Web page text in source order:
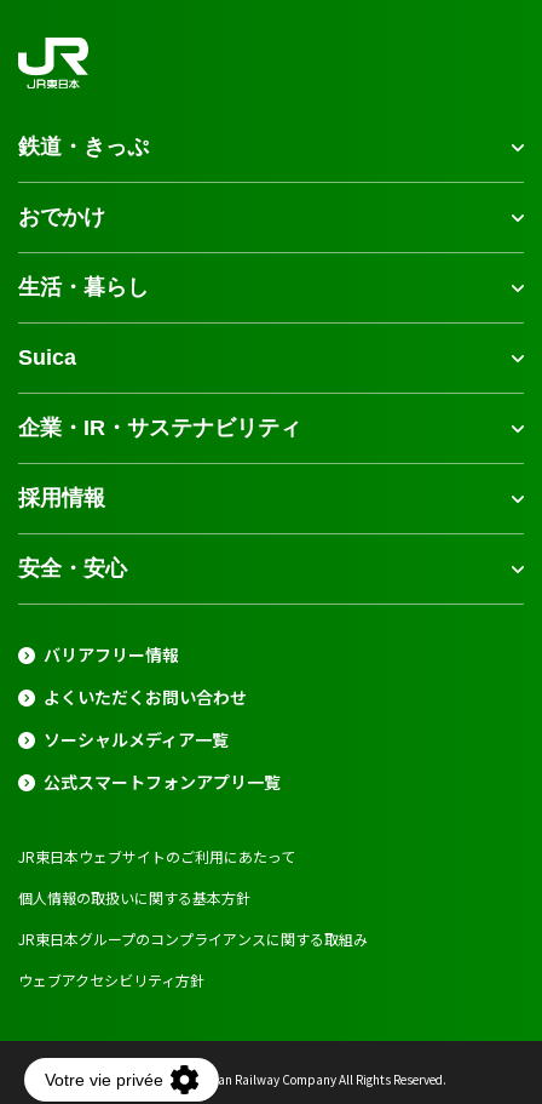
鉄道・きっぷ
おでかけ
生活・暮らし
Suica
企業・IR・サステナビリティ
採用情報
安全・安心
バリアフリー情報
よくいただくお問い合わせ
ソーシャルメディア一覧
公式スマートフォンアプリ一覧
JR東日本ウェブサイトのご利用にあたって
個人情報の取扱いに関する基本方針
JR東日本グループのコンプライアンスに関する取組み
ウェブアクセシビリティ方針
Copyright © East Japan Railway Company All Rights Reserved.